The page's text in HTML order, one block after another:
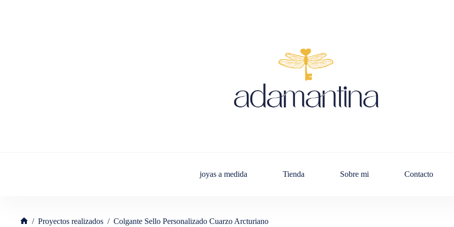
joyas a medida Tienda Sobre mi Contacto
/ Proyectos realizados / Colgante Sello Personalizado Cuarzo Arcturiano